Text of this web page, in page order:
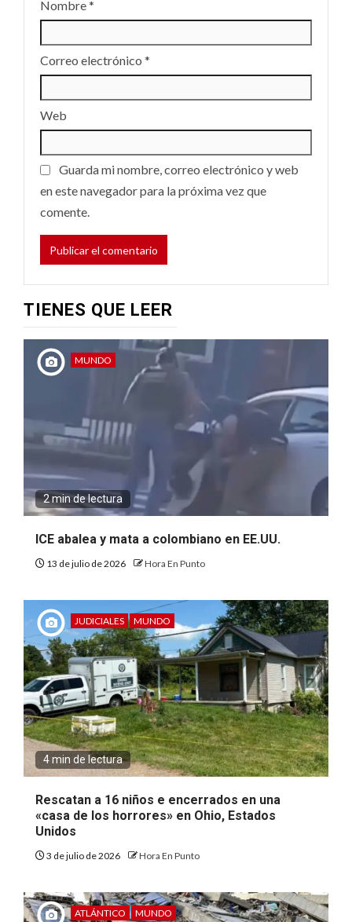
Nombre*
Correo electrónico *
Web
Guarda mi nombre, correo electrónico y web
en este navegador para la próxima vez que
comente.
TIENES QUE LEER
MUNDO
2 min de lectura
ICE abalea y mata a colombiano en EE.UU.
13 de julio de 2026 Hora En Punto
JUDICIALES MUNDO
4 min de lectura
Rescatan a 16 niños e encerrados en una
«casa de los horrores» en Ohio, Estados
Unidos
3 de julio de 2026 Hora En Punto
ATLÁNTICO MUNDO